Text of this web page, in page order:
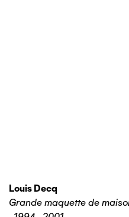
Louis Decq
Grande maquette de